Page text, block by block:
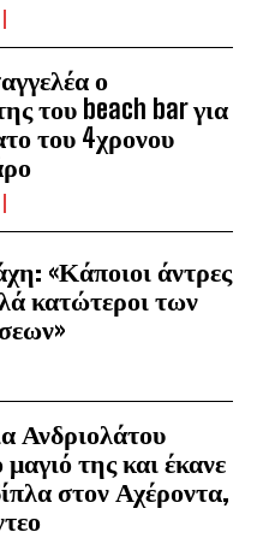
ο
του beach bar για
του 4χρονου
«Κάποιοι άντρες
κατώτεροι των
Ανδριολάτου
μαγιό της και έκανε
στον Αχέροντα,